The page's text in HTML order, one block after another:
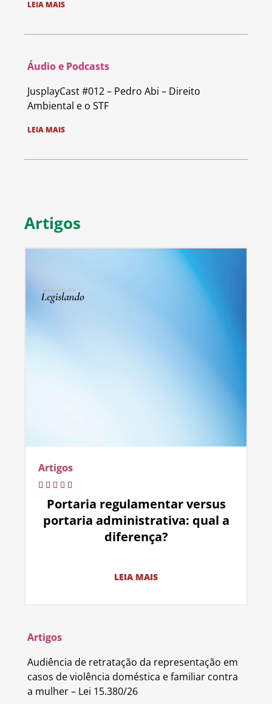
LEIA MAIS
Áudio e Podcasts
JusplayCast #012 – Pedro Abi – Direito
Ambiental e o STF
LEIA MAIS
Artigos
Artigos
Portaria regulamentar versus
portaria administrativa: qual a
diferença?
LEIA MAIS
Artigos
Audiência de retratação da representação em
casos de violência doméstica e familiar contra
a mulher – Lei 15.380/26